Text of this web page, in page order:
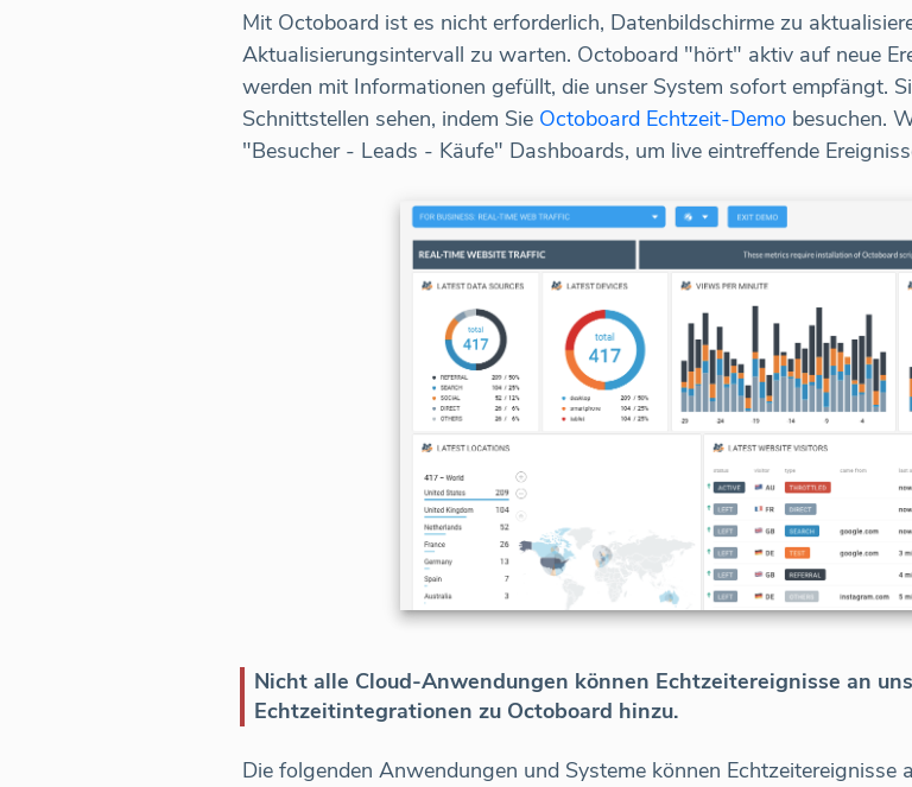
Mit Octoboard ist es nicht erforderlich, Datenbildschirme zu
Aktualisierungsintervall zu warten. Octoboard "hört" aktiv auf neue
werden mit Informationen gefüllt, die unser System sofort empfängt.
Schnittstellen sehen, indem Sie Octoboard Echtzeit-Demo besuchen.
"Besucher - Leads - Käufe" Dashboards, um live eintreffende
Nicht alle Cloud-Anwendungen können Echtzeitereignisse an
Echtzeitintegrationen zu Octoboard hinzu.
Die folgenden Anwendungen und Systeme können